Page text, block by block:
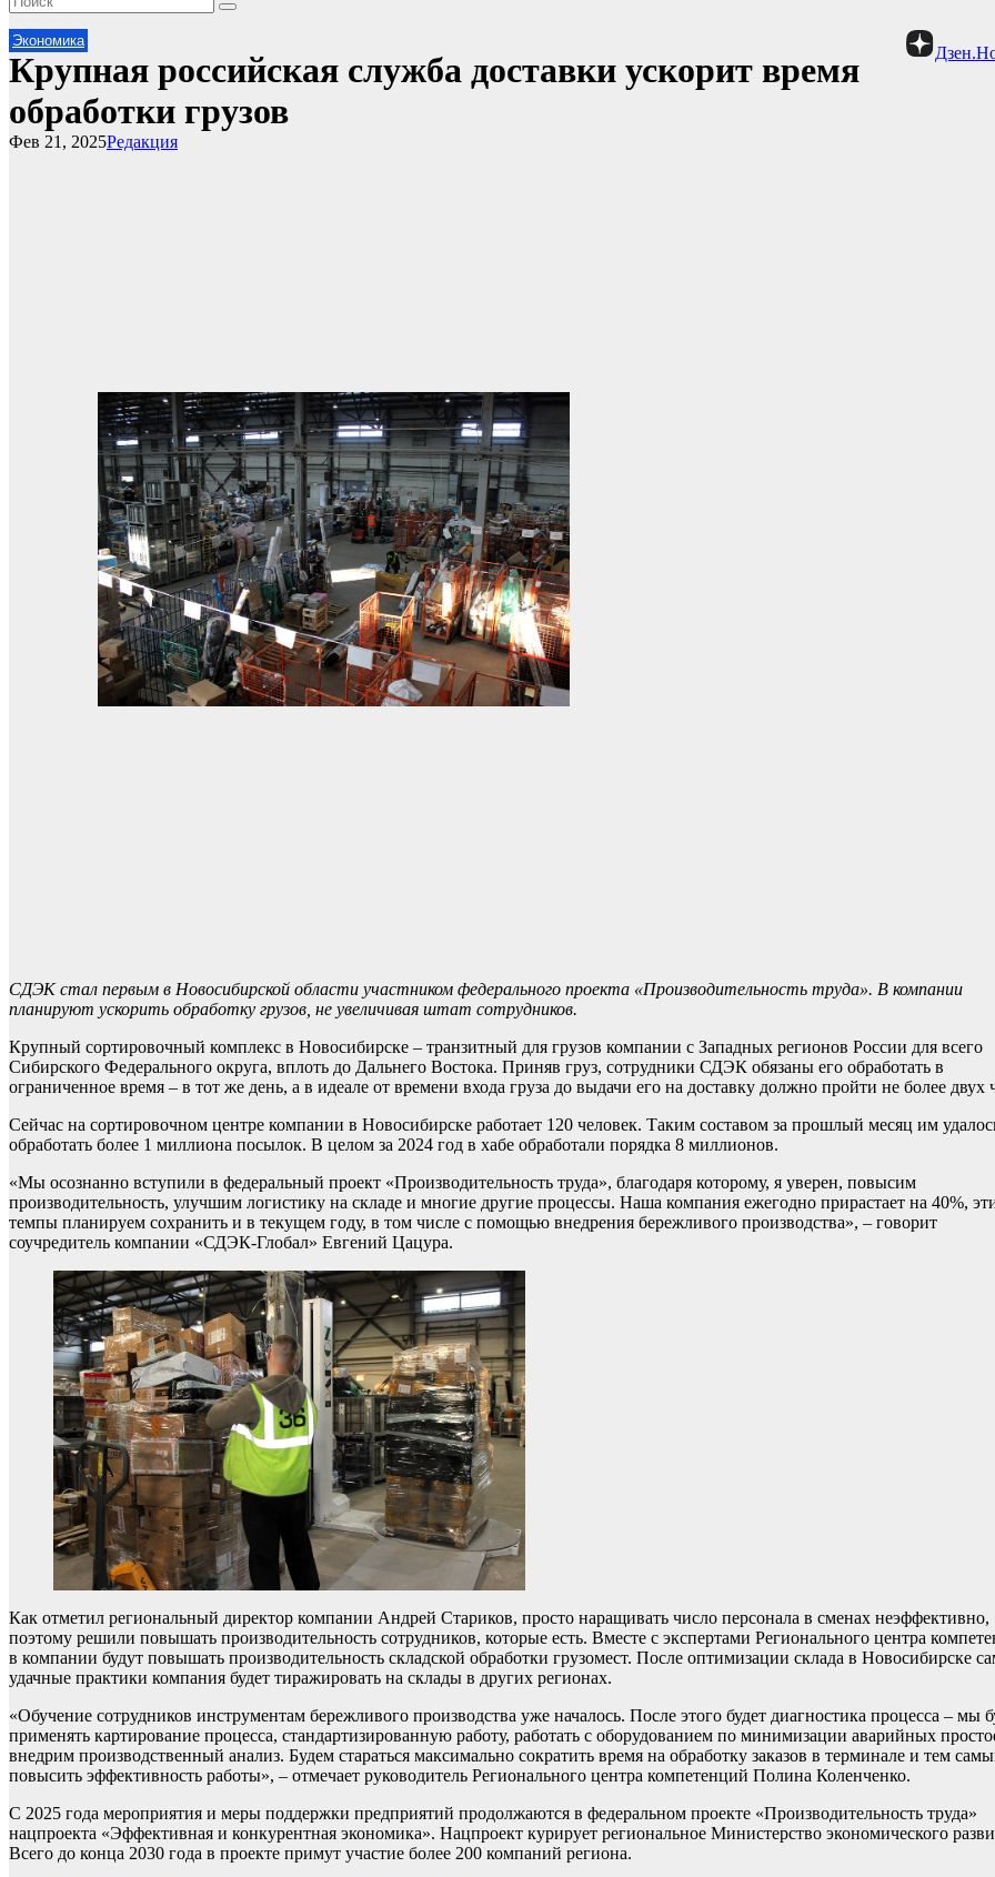
Экономика
Крупная российская служба доставки ускорит время
обработки грузов
Редакция
Фев 21, 2025
СДЭК стал первым в Новосибирской области участником федерального проекта «Производительность труда». В компании
планируют ускорить обработку грузов, не увеличивая штат сотрудников.
Крупный сортировочный комплекс в Новосибирске – транзитный для грузов компании с Западных регионов России для всего
Сибирского Федерального округа, вплоть до Дальнего Востока. Приняв груз, сотрудники СДЭК обязаны его обработать в
ограниченное время – в тот же день, а в идеале от времени входа груза до выдачи его на доставку должно пройти не более двух
Сейчас на сортировочном центре компании в Новосибирске работает 120 человек. Таким составом за прошлый месяц им
обработать более 1 миллиона посылок. В целом за 2024 год в хабе обработали порядка 8 миллионов.
«Мы осознанно вступили в федеральный проект «Производительность труда», благодаря которому, я уверен, повысим
производительность, улучшим логистику на складе и многие другие процессы. Наша компания ежегодно прирастает на 40%,
темпы планируем сохранить и в текущем году, в том числе с помощью внедрения бережливого производства», – говорит
соучредитель компании «СДЭК-Глобал» Евгений Цацура.
Как отметил региональный директор компании Андрей Стариков, просто наращивать число персонала в сменах неэффективно,
поэтому решили повышать производительность сотрудников, которые есть. Вместе с экспертами Регионального центра
в компании будут повышать производительность складской обработки грузомест. После оптимизации склада в Новосибирске
удачные практики компания будет тиражировать на склады в других регионах.
«Обучение сотрудников инструментам бережливого производства уже началось. После этого будет диагностика процесса – мы
применять картирование процесса, стандартизированную работу, работать с оборудованием по минимизации аварийных
внедрим производственный анализ. Будем стараться максимально сократить время на обработку заказов в терминале и тем
повысить эффективность работы», – отмечает руководитель Регионального центра компетенций Полина Коленченко.
С 2025 года мероприятия и меры поддержки предприятий продолжаются в федеральном проекте «Производительность труда»
нацпроекта «Эффективная и конкурентная экономика». Нацпроект курирует региональное Министерство экономического
Всего до конца 2030 года в проекте примут участие более 200 компаний региона.